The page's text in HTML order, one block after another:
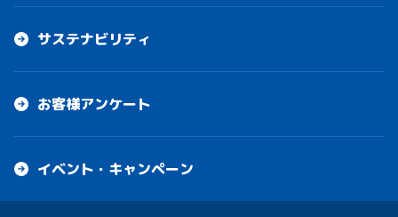
サステナビリティ
お客様アンケート
イベント・キャンペーン